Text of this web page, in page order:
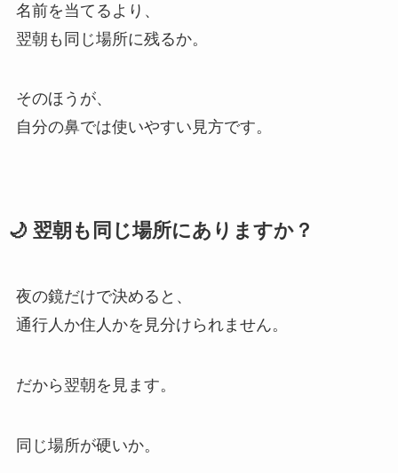
名前を当てるより、
翌朝も同じ場所に残るか。
そのほうが、
自分の鼻では使いやすい見方です。
🌙 翌朝も同じ場所にありますか？
夜の鏡だけで決めると、
通行人か住人かを見分けられません。
だから翌朝を見ます。
同じ場所が硬いか。